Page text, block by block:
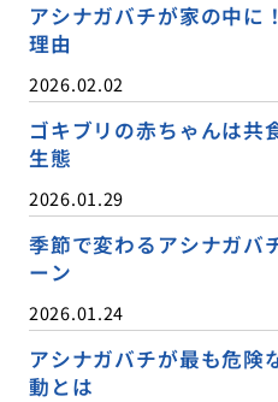
アシナガバチが家の中に
理由
2026.02.02
ゴキブリの赤ちゃんは共
生態
2026.01.29
季節で変わるアシナガバ
ーン
2026.01.24
アシナガバチが最も危険
動とは